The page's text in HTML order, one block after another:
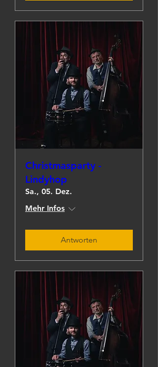
Christmasparty -
Lindyhop
Sa., 05. Dez.
Mehr Infos
Antworten